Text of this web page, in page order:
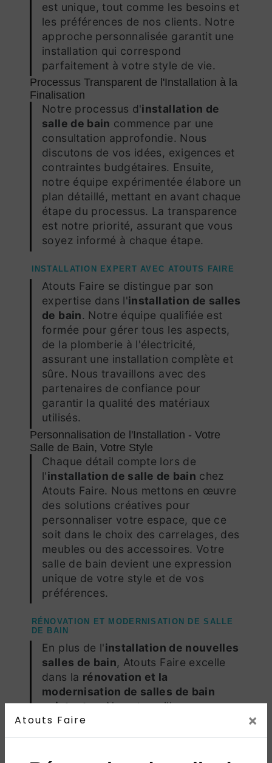
Atouts Faire ×
est unique, tout comme les besoins et
les préférences de nos clients. Notre
approche personnalisée garantit une
installation qui correspond
parfaitement à votre style de vie.
Processus Transparent de l'Installation à la
Finalisation
Notre processus d'installation de
salle de bain commence par une
consultation approfondie. Nous
discutons de vos idées, exigences et
contraintes budgétaires. Ensuite,
notre équipe expérimentée élabore un
plan détaillé, mettant en avant chaque
étape du processus. La transparence
est notre priorité, assurant que vous
soyez informé à chaque étape.
INSTALLATION EXPERT AVEC ATOUTS FAIRE
Atouts Faire se distingue par son
expertise dans l'installation de salles
de bain. Notre équipe qualifiée est
formée pour gérer tous les aspects,
de la plomberie à l'électricité,
assurant une installation complète et
sûre. Nous travaillons avec des
partenaires de confiance pour
garantir la qualité des matériaux
utilisés.
Personnalisation de l'Installation - Votre
Salle de Bain, Votre Style
Chaque détail compte lors de
l'installation de salle de bain chez
Atouts Faire. Nous mettons en œuvre
des solutions créatives pour
personnaliser votre espace, que ce
soit dans le choix des carrelages, des
meubles ou des accessoires. Votre
salle de bain devient une expression
unique de votre style et de vos
préférences.
RÉNOVATION ET MODERNISATION DE SALLE
DE BAIN
En plus de l'installation de nouvelles
salles de bain, Atouts Faire excelle
dans la rénovation et la
modernisation de salles de bain
existantes. Nous travaillons avec
vous pour actualiser votre espace,
améliorer la fonctionnalité et intégrer